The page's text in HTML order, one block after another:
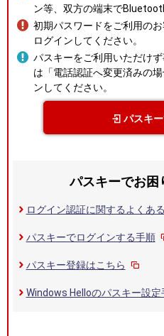
ン等、双方の端末で
初期パスワードをご利用の
ログインしてください。
パスキーをご利用いただけ
は「電話認証へ変更済みの
ンしてください。
パスキ
パスキーでお困
ログイン認証に関するよくあ
パスキーでログインする手順
パスキー登録はこちら
Windows Helloのパスキー設定